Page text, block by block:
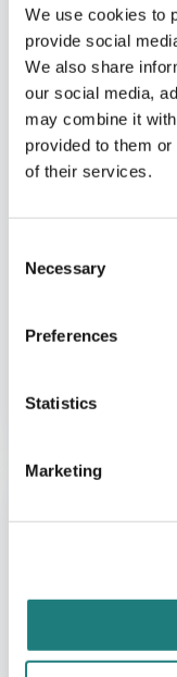
We use cookies to
provide social
We also share
our social media,
may combine it
provided to them
of their services.
Selection
Necessary
Preferences
Statistics
Marketing
CAMPING